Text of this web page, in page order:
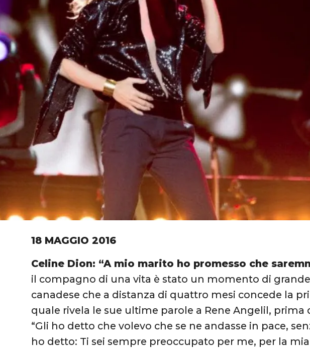
18 MAGGIO 2016
Celine Dion: “A mio marito ho promesso che
il compagno di una vita è stato un momento di
canadese che a distanza di quattro mesi concede la
quale rivela le sue ultime parole a Rene Angelil, prima
“Gli ho detto che volevo che se ne andasse in pace,
ho detto: Ti sei sempre preoccupato per me, per la